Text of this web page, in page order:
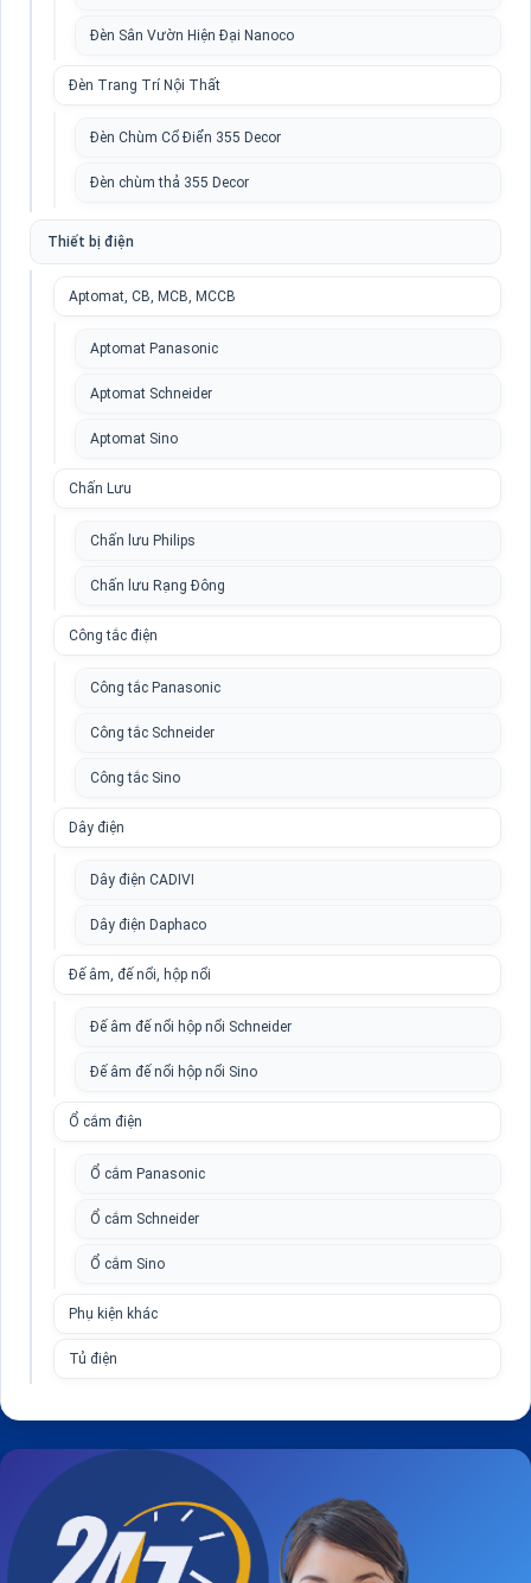
Đèn Sân Vườn Hiện Đại Nanoco
Đèn Trang Trí Nội Thất
Đèn Chùm Cổ Điển 355 Decor
Đèn chùm thả 355 Decor
Thiết bị điện
Aptomat, CB, MCB, MCCB
Aptomat Panasonic
Aptomat Schneider
Aptomat Sino
Chấn Lưu
Chấn lưu Philips
Chấn lưu Rạng Đông
Công tắc điện
Công tắc Panasonic
Công tắc Schneider
Công tắc Sino
Dây điện
Dây điện CADIVI
Dây điện Daphaco
Đế âm, đế nổi, hộp nổi
Đế âm đế nổi hộp nổi Schneider
Đế âm đế nổi hộp nổi Sino
Ổ cắm điện
Ổ cắm Panasonic
Ổ cắm Schneider
Ổ cắm Sino
Phụ kiện khác
Tủ điện